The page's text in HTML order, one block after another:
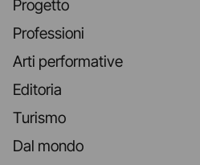
Progetto
Professioni
Arti performative
Editoria
Turismo
Dal mondo